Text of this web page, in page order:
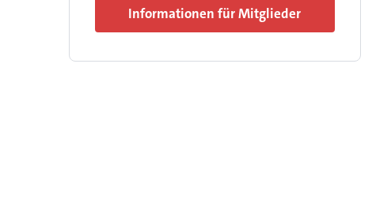
Informationen für Mitglieder